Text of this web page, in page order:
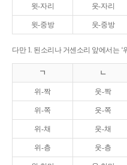
윗-자리 웃-자리
윗-중방 웃-중방
다만 1. 된소리나 거센소리 앞에서는 ‘
ㄱ ㄴ
위-짝 웃-짝
위-쪽 웃-쪽
위-채 웃-채
위-층 웃-층